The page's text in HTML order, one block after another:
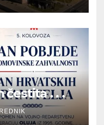
čestita . . .